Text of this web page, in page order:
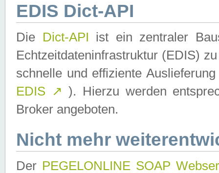
EDIS Dict-API
Die Dict-API ist ein zentraler
Echtzeitdateninfrastruktur (EDIS)
schnelle und effiziente
EDIS ↗ ). Hierzu werden
Broker angeboten.
Nicht mehr
Der PEGELONLINE SOAP